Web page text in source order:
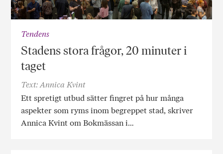
Tendens
Stadens stora frågor, 20 minuter i
taget
Text: Annica Kvint
Ett spretigt utbud sätter fingret på hur många
aspekter som ryms inom begreppet stad, skriver
Annica Kvint om Bokmässan i…